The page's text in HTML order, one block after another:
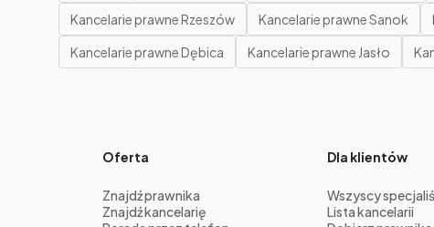
Kancelarie prawne Rzeszów
Kancelarie prawne Sanok
Kancelarie prawne Dębica
Kancelarie prawne Jasło
Oferta
Znajdź prawnika
Znajdź kancelarię
Dla klientów
Wszyscy
Lista kancelarii